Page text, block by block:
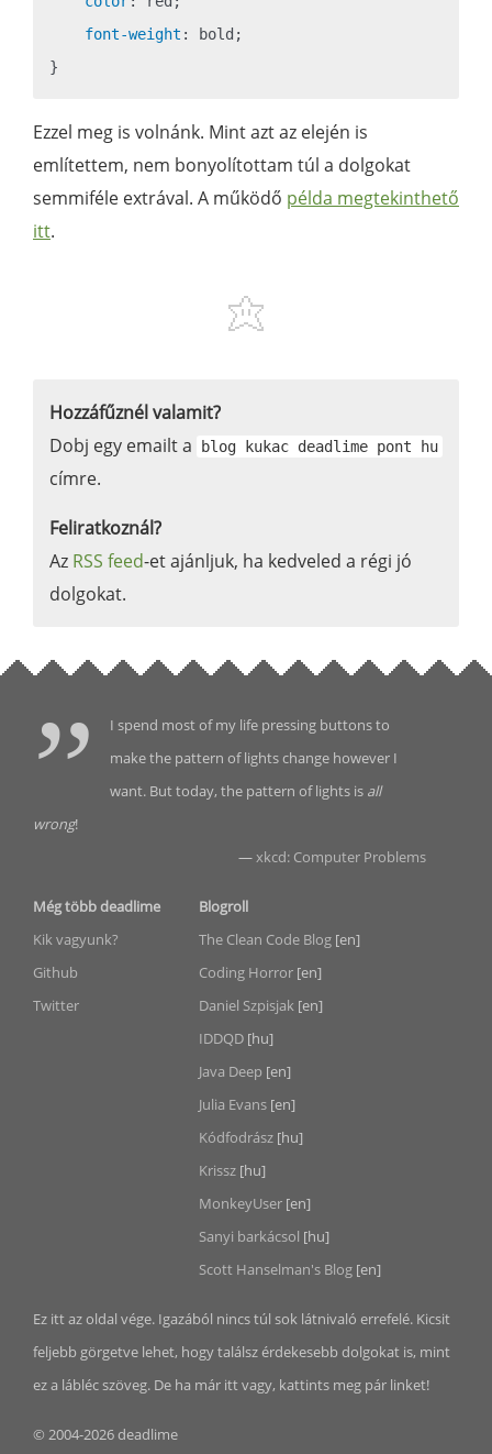
font-weight : bold;
Ezzel meg is volnánk. Mint azt az elején is
említettem, nem bonyolítottam túl a dolgokat
semmiféle extrával. A működő példa megtekinthető
itt.
Hozzáfűznél valamit?
Dobj egy emailt a
blog kukac deadlime pont hu
címre.
Feliratkoznál?
Az RSS feed-et ajánljuk, ha kedveled a régi jó
dolgokat.
I spend most of my life pressing buttons to
make the pattern of lights change however I
want. But today, the pattern of lights is all
wrong!
—xkcd: Computer Problems
Még több deadlime
Kik vagyunk?
Github
Twitter
Blogroll
The Clean Code Blog [en]
Coding Horror [en]
Daniel Szpisjak [en]
IDDQD [hu]
Java Deep [en]
Julia Evans [en]
Kódfodrász [hu]
Krissz [hu]
MonkeyUser [en]
Sanyi barkácsol [hu]
Scott Hanselman's Blog [en]
Ez itt az oldal vége. Igazából nincs túl sok látnivaló errefelé. Kicsit
feljebb görgetve lehet, hogy találsz érdekesebb dolgokat is, mint
ez a lábléc szöveg. De ha már itt vagy, kattints meg pár linket!
© 2004-2026 deadlime